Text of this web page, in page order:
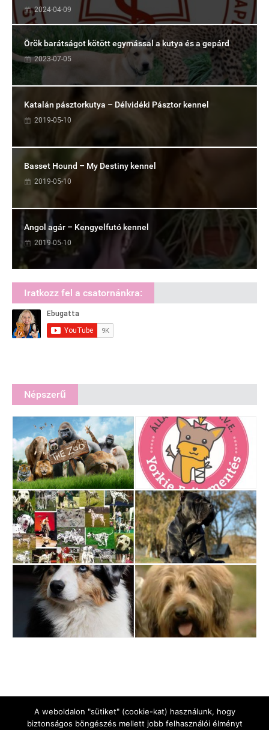
2024-04-09
Örök barátságot kötött egymással a kutya és a gepárd
2023-07-05
Katalán pásztorkutya – Délvidéki Pásztor kennel
2019-05-10
Basset Hound – My Destiny kennel
2019-05-10
Angol agár – Kengyelfutó kennel
2019-05-10
Iratkozz fel a csatornánkra:
Népszerű
A weboldalon "sütiket" (cookie-kat) használunk, hogy
biztonságos böngészés mellett jobb felhasználói élményt